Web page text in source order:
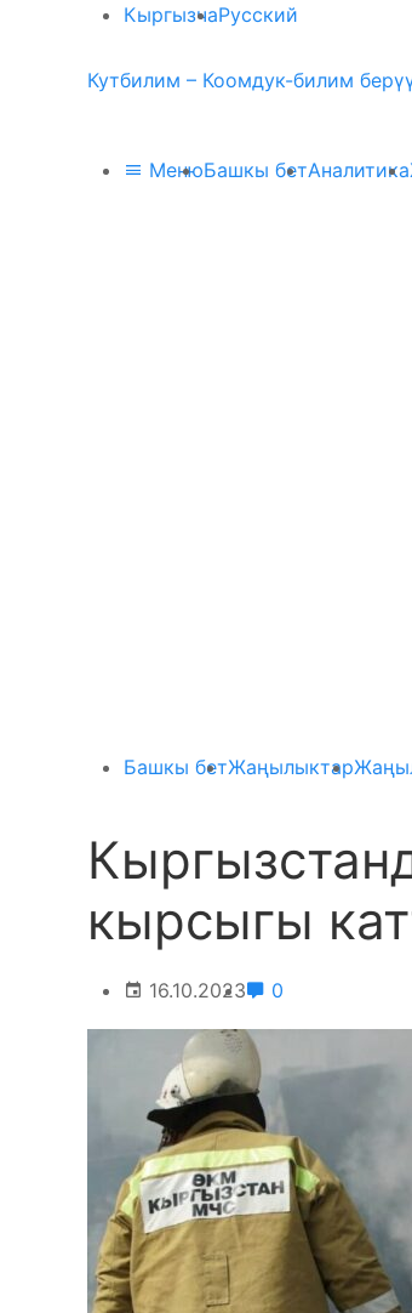
КыргызчаРусский
Кутбилим – Коомдук-билим
МенюБашкы бетАналитика
Башкы бетЖаңылыктар
кырсыгы
16.10.2023 0